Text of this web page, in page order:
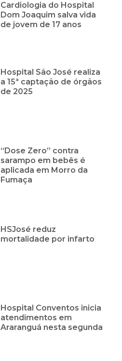
Cardiologia do Hospital
Dom Joaquim salva vida
de jovem de 17 anos
Hospital São José realiza
a 15ª captação de órgãos
de 2025
“Dose Zero” contra
sarampo em bebês é
aplicada em Morro da
Fumaça
HSJosé reduz
mortalidade por infarto
Hospital Conventos inicia
atendimentos em
Araranguá nesta segunda